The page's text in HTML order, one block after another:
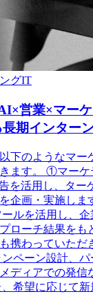
グIT
営業×マー
期インターン
下のようなマー
ます。 ①マーケ
を活用し、タ
企画・実施し
ルを活用し、
ローチ結果をも
携わっていた
ペーン設計、
ディアでの発信
希望に応じて